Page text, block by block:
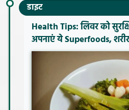
डाइट
Health Tips: लिवर को
अपनाएं ये Superfoods,